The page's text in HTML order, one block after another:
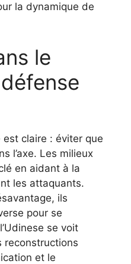
la dynamique de
le
claire : éviter que
l’axe. Les milieux
en aidant à la
les attaquants.
ils
pour se
se voit
reconstructions
et le